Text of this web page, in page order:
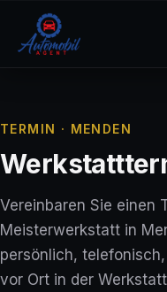
TERMIN · MENDEN
Vereinbaren Sie einen
Meisterwerkstatt in
persönlich,
vor Ort in der